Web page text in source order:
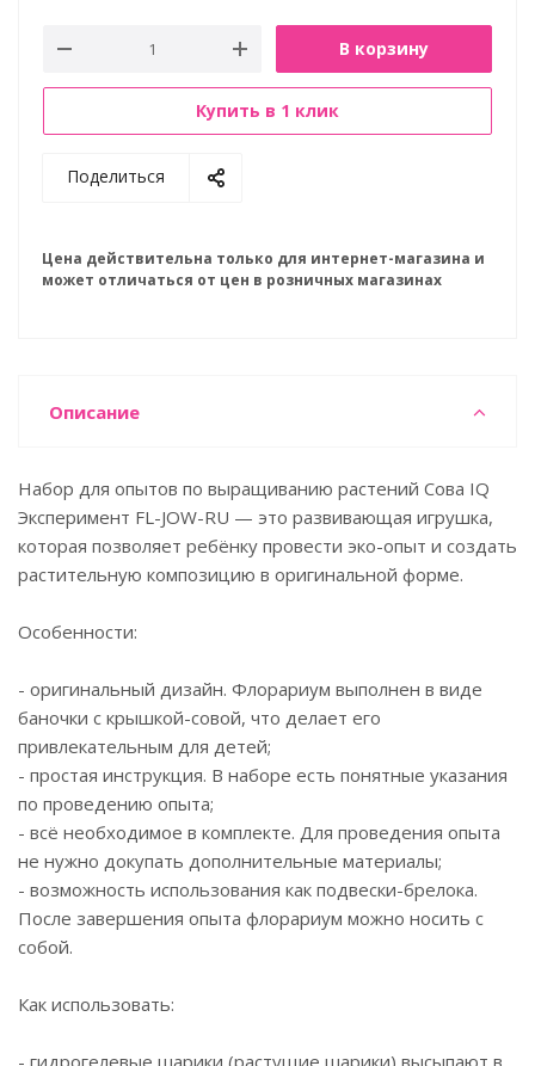
В корзину
Купить в 1 клик
Поделиться
Цена действительна только для интернет-магазина и
может отличаться от цен в розничных магазинах
Описание
Набор для опытов по выращиванию растений Сова IQ
Эксперимент FL-JOW-RU — это развивающая игрушка,
которая позволяет ребёнку провести эко-опыт и создать
растительную композицию в оригинальной форме.
Особенности:
- оригинальный дизайн. Флорариум выполнен в виде
баночки с крышкой-совой, что делает его
привлекательным для детей;
- простая инструкция. В наборе есть понятные указания
по проведению опыта;
- всё необходимое в комплекте. Для проведения опыта
не нужно докупать дополнительные материалы;
- возможность использования как подвески-брелока.
После завершения опыта флорариум можно носить с
собой.
Как использовать:
- гидрогелевые шарики (растущие шарики) высыпают в